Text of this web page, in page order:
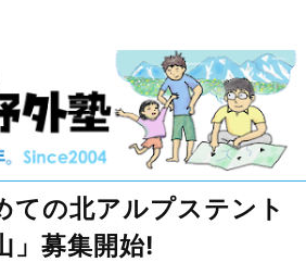
ての北アルプステント
」募集開始!